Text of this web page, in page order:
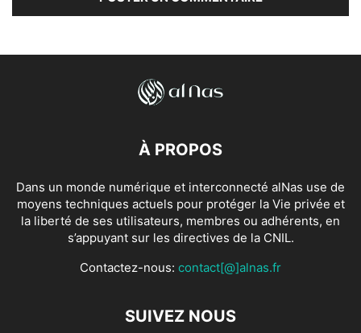
À PROPOS
Dans un monde numérique et interconnecté alNas use de
moyens techniques actuels pour protéger la Vie privée et
la liberté de ses utilisateurs, membres ou adhérents, en
s’appuyant sur les directives de la CNIL.
Contactez-nous: contact[@]alnas.fr
SUIVEZ NOUS